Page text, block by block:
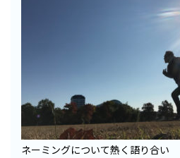
ネーミングについて熱く語り合い